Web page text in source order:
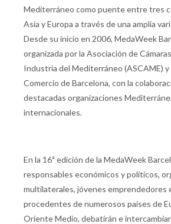
Mediterráneo como puente entre tres
Asia y Europa a través de una amplia
Desde su inicio en 2006, MedaWeek
organizada por la Asociación de
Industria del Mediterráneo (ASCAME) y
Comercio de Barcelona, con la
destacadas organizaciones
internacionales.
En la 16ª edición de la MedaWeek
responsables económicos y políticos,
multilaterales, jóvenes emprendedores
procedentes de numerosos países de
Oriente Medio, debatirán e